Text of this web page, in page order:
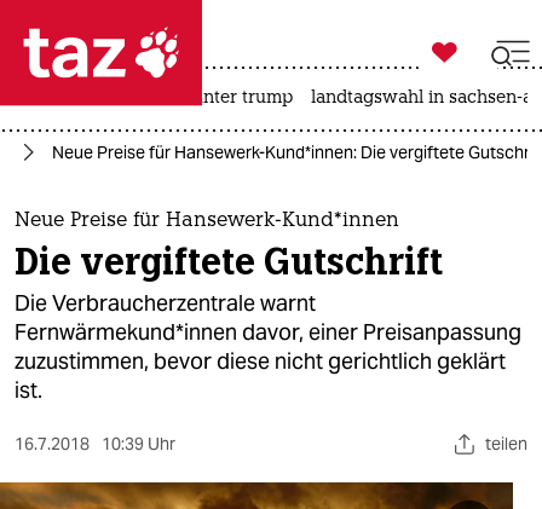
 taz zahl ich
taz zahl ich
themen
politik
öko
gesellschaft
kultur
sport

taz zahl ich
usa unter trump landtagswahl in sachsen-
Neue Preise für Hansewerk-Kund*innen: Die vergiftete
Neue Preise für Hansewerk-Kund*innen
Die vergiftete Gutschrift
Die Verbraucherzentrale warnt
Fernwärmekund*innen davor, einer Preisanpassung
zuzustimmen, bevor diese nicht gerichtlich geklärt
ist.
16.7.2018 10:39 Uhr teilen